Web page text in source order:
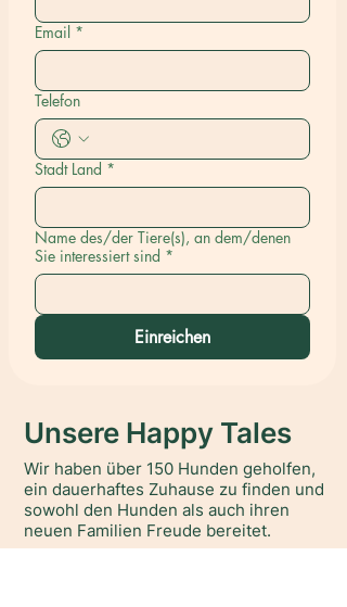
Email *
Telefon
Stadt Land *
Name des/der Tiere(s), an dem/denen
Sie interessiert sind *
Einreichen
Unsere Happy Tales
Wir haben über 150 Hunden geholfen,
ein dauerhaftes Zuhause zu finden und
sowohl den Hunden als auch ihren
neuen Familien Freude bereitet.